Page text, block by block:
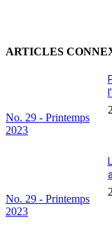
ARTICLES
No. 29 - Printemps
2023
No. 29 - Printemps
2023